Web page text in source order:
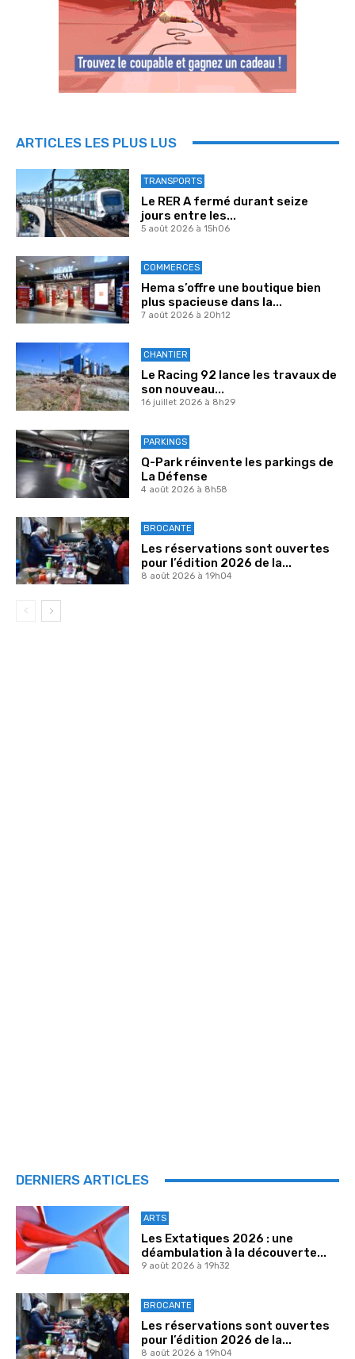
ARTICLES LES PLUS LUS
TRANSPORTS
Le RER A fermé durant seize
jours entre les...
5 août 2026 à 15h06
COMMERCES
Hema s’offre une boutique bien
plus spacieuse dans la...
7 août 2026 à 20h12
CHANTIER
Le Racing 92 lance les travaux de
son nouveau...
16 juillet 2026 à 8h29
PARKINGS
Q-Park réinvente les parkings de
La Défense
4 août 2026 à 8h58
BROCANTE
Les réservations sont ouvertes
pour l’édition 2026 de la...
8 août 2026 à 19h04
DERNIERS ARTICLES
ARTS
Les Extatiques 2026 : une
déambulation à la découverte...
9 août 2026 à 19h32
BROCANTE
Les réservations sont ouvertes
pour l’édition 2026 de la...
8 août 2026 à 19h04